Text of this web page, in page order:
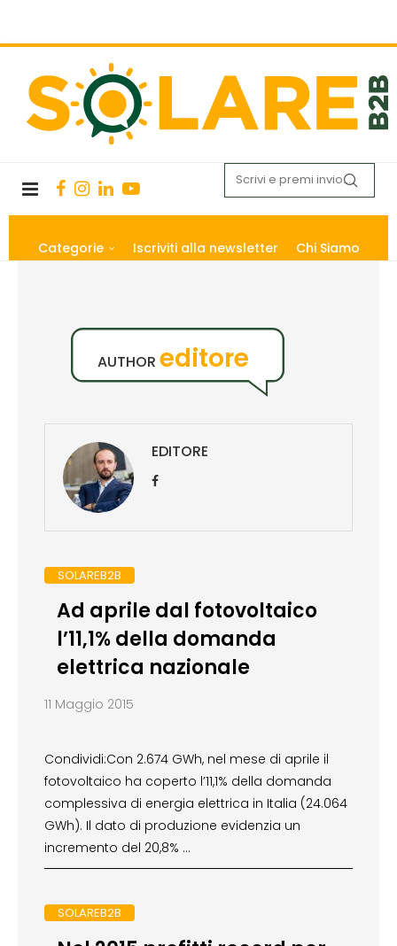
Categorie Iscriviti alla newsletter Chi Siamo
AUTHOR editore
EDITORE
SOLAREB2B
Ad aprile dal fotovoltaico
l’11,1% della domanda
elettrica nazionale
11 Maggio 2015
Condividi:Con 2.674 GWh, nel mese di aprile il
fotovoltaico ha coperto l’11,1% della domanda
complessiva di energia elettrica in Italia (24.064
GWh). Il dato di produzione evidenzia un
incremento del 20,8% …
SOLAREB2B